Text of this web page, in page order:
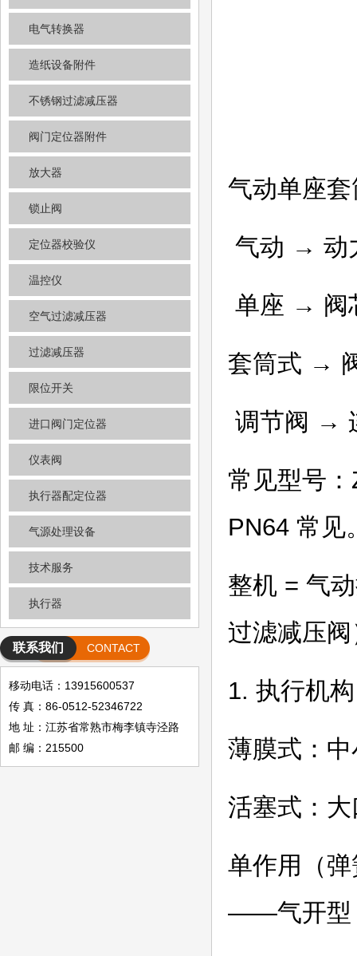
电气转换器
造纸设备附件
不锈钢过滤减压器
阀门定位器附件
放大器
锁止阀
定位器校验仪
温控仪
空气过滤减压器
过滤减压器
限位开关
进口阀门定位器
仪表阀
执行器配定位器
气源处理设备
技术服务
执行器
联系我们 CONTACT
移动电话：13915600537
传 真：86-0512-52346722
地 址：江苏省常熟市梅李镇寺泾路
邮 编：215500
气动单座
气动 → 动
单座 → 阀
套筒式 →
调节阀 →
常见型号
PN64 常见
整机 = 气
过滤减压阀
1. 执行机构
薄膜式：
活塞式：
单作用（
——气开型